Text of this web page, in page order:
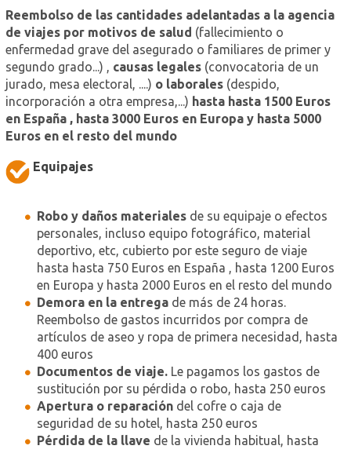
Reembolso de las cantidades adelantadas a la agencia
de viajes por motivos de salud (fallecimiento o
enfermedad grave del asegurado o familiares de primer y
segundo grado...) , causas legales (convocatoria de un
jurado, mesa electoral, ....) o laborales (despido,
incorporación a otra empresa,...) hasta hasta 1500 Euros
en España , hasta 3000 Euros en Europa y hasta 5000
Euros en el resto del mundo
Equipajes
Robo y daños materiales de su equipaje o efectos
personales, incluso equipo fotográfico, material
deportivo, etc, cubierto por este seguro de viaje
hasta hasta 750 Euros en España , hasta 1200 Euros
en Europa y hasta 2000 Euros en el resto del mundo
Demora en la entrega de más de 24 horas.
Reembolso de gastos incurridos por compra de
artículos de aseo y ropa de primera necesidad, hasta
400 euros
Documentos de viaje. Le pagamos los gastos de
sustitución por su pérdida o robo, hasta 250 euros
Apertura o reparación del cofre o caja de
seguridad de su hotel, hasta 250 euros
Pérdida de la llave de la vivienda habitual, hasta